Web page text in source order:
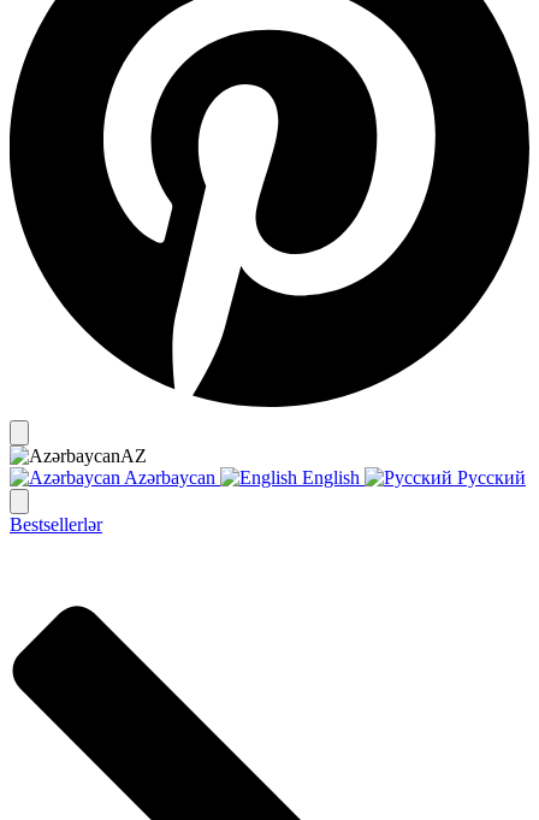
AZ
Azərbaycan
English Русский
Bestsellerlər